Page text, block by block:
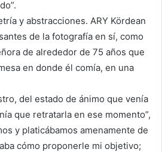
y abstracciones. ARY Kördean
de la fotografía en sí, como
de alrededor de 75 años que
en donde él comía, en una
del estado de ánimo que venía
que retratarla en ese momento”,
y platicábamos amenamente de
cómo proponerle mi objetivo;